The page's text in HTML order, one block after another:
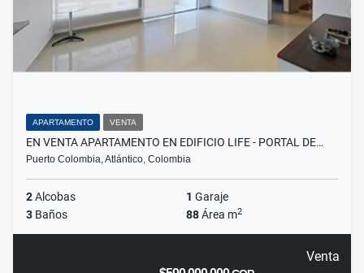
APARTAMENTO VENTA
EN VENTA APARTAMENTO EN EDIFICIO LIFE - PORTAL DE…
Puerto Colombia, Atlántico, Colombia
2Alcobas 1 Garaje
3 Baños 88Área m2
Venta